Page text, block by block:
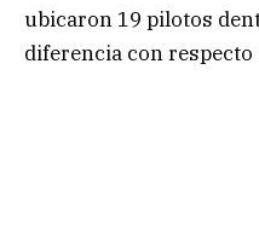
ubicaron 19 pilotos
diferencia con respecto